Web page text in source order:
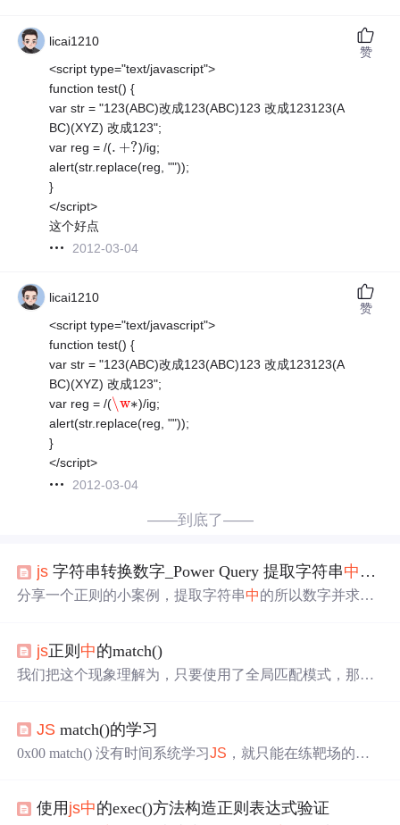
licai1210
<script type="text/javascript">
function test() {
var str = "123(ABC)改成123(ABC)123 改成123123(A
BC)(XYZ) 改成123";
var reg = /(. +?
. +?
)/ig;
alert(str.replace(reg, ""));
}
</script>
这个好点
2012-03-04
赞
licai1210
<script type="text/javascript">
function test() {
var str = "123(ABC)改成123(ABC)123 改成123123(A
BC)(XYZ) 改成123";
var reg = /(\w∗
\w∗ )/ig;
alert(str.replace(reg, ""));
}
</script>
2012-03-04
赞
——到底了——
js 字符串转换数字_Power Query 提取字符串中 的数
分享一个正则的小案例，提取字符串中的所以数字并求
下 js里使用正则的方式有两种，一种字符串的形式（str.repl
ace...之前有分享过）第二种是创建对象的形式，大叔今天
js正则 中的match()
我们把这个现象理解为，只要使用了全局匹配模式，那么
略了。再强调一次，这个例子的结果是没有使用全局匹配
的正则表达式的匹配结果。第4项：length，表示匹配到的
明了一切，当正则中使用全局匹配符g，即使有分组的存
JS match()的学习
0x00 match() 没有时间系统学习JS ，就只能在练靶场的时
egexp) 如果是第一种，就直接在里面接字符串，如果是第
使用 js中的exec()方法构造正则表达式验证